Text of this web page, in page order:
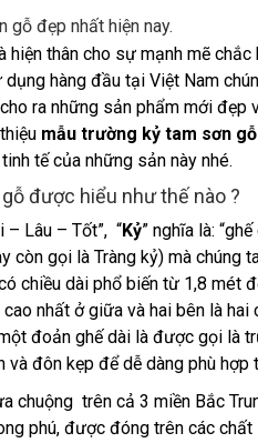
gỗ đẹp nhất hiện nay.
hiện thân cho sự mạnh mẽ
hàng đầu tại Việt Nam
ra những sản phẩm mới đẹp
mẫu trường kỷ tam sơn
tế của những sản này nhé.
được hiểu như thế nào ?
– Lâu – Tốt”, “Kỷ” nghĩa là:
còn gọi là Tràng kỷ) mà chúng
chiều dài phổ biến từ 1,8 mét
cao nhất ở giữa và hai bên là
đoản ghế dài là được gọi là
và đôn kẹp để dễ dàng phù
chuộng trên cả 3 miền Bắc
phú, được đóng trên các